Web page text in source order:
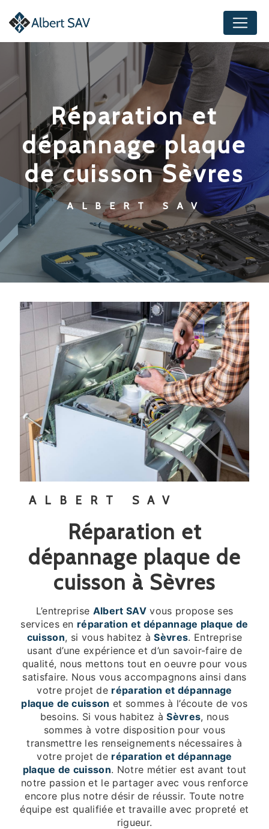
réparation et
dépannage plaque
de cuisson Sèvres
ALBERT SAV
ALBERT SAV
réparation et
dépannage plaque de
cuisson à Sèvres
L’entreprise Albert SAVvous propose ses
services en réparation et dépannage plaque de
cuisson, si vous habitez àSèvres. Entreprise
usant d’une expérience et d’un savoir-faire de
qualité, nous mettons tout en oeuvre pour vous
satisfaire. Nous vous accompagnons ainsi dans
votre projet de réparation et dépannage
plaque de cuisson et sommes à l’écoute de vos
besoins. Si vous habitez àSèvres, nous
sommes à votre disposition pour vous
transmettre les renseignements nécessaires à
votre projet de réparation et dépannage
plaque de cuisson. Notre métier est avant tout
notre passion et le partager avec vous renforce
encore plus notre désir de réussir. Toute notre
équipe est qualifiée et travaille avec propreté et
rigueur.